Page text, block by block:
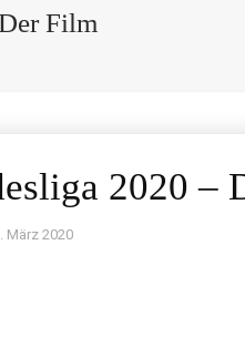
Film
2020 –
März 2020